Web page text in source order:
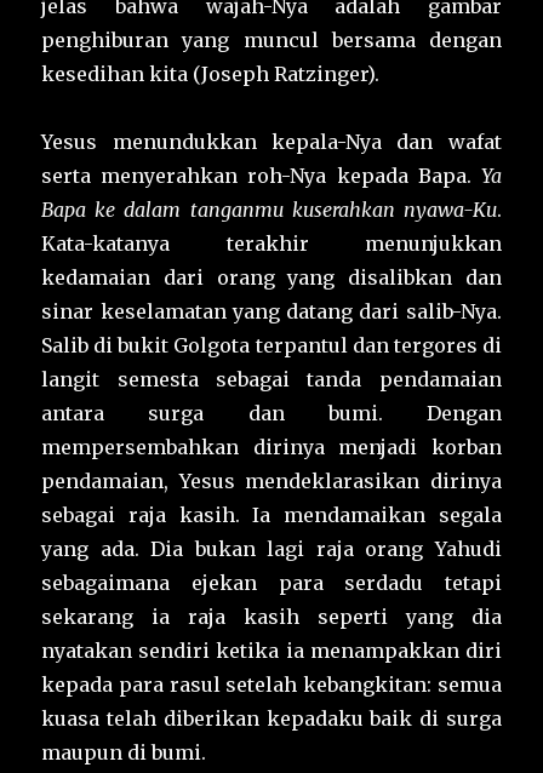
jelas bahwa wajah-Nya adalah gambar
penghiburan yang muncul bersama dengan
kesedihan kita (Joseph Ratzinger).
Yesus menundukkan kepala-Nya dan wafat
serta menyerahkan roh-Nya kepada Bapa. Ya
Bapa ke dalam tanganmu kuserahkan nyawa-Ku.
Kata-katanya terakhir menunjukkan
kedamaian dari orang yang disalibkan dan
sinar keselamatan yang datang dari salib-Nya.
Salib di bukit Golgota terpantul dan tergores di
langit semesta sebagai tanda pendamaian
antara surga dan bumi. Dengan
mempersembahkan dirinya menjadi korban
pendamaian, Yesus mendeklarasikan dirinya
sebagai raja kasih. Ia mendamaikan segala
yang ada. Dia bukan lagi raja orang Yahudi
sebagaimana ejekan para serdadu tetapi
sekarang ia raja kasih seperti yang dia
nyatakan sendiri ketika ia menampakkan diri
kepada para rasul setelah kebangkitan: semua
kuasa telah diberikan kepadaku baik di surga
maupun di bumi.